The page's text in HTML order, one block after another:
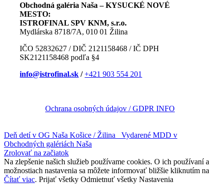
Obchodná galéria Naša – KYSUCKÉ NOVÉ
MESTO:
ISTROFINAL SPV KNM, s.r.o.
Mydlárska 8718/7A, 010 01 Žilina
IČO 52832627 / DIČ 2121158468 / IČ DPH
SK2121158468 podľa §4
info@istrofinal.sk / +421 903 554 201
Ochrana osobných údajov / GDPR INFO
Deň detí v OG Naša Košice / Žilina
Vydarené MDD v
Obchodných galériách Naša
Zrolovať na začiatok
Na zlepšenie našich služieb používame cookies. O ich používaní a
možnostiach nastavenia sa môžete informovať bližšie kliknutím na
Čítať viac. Prijať všetky Odmietnuť všetky Nastavenia